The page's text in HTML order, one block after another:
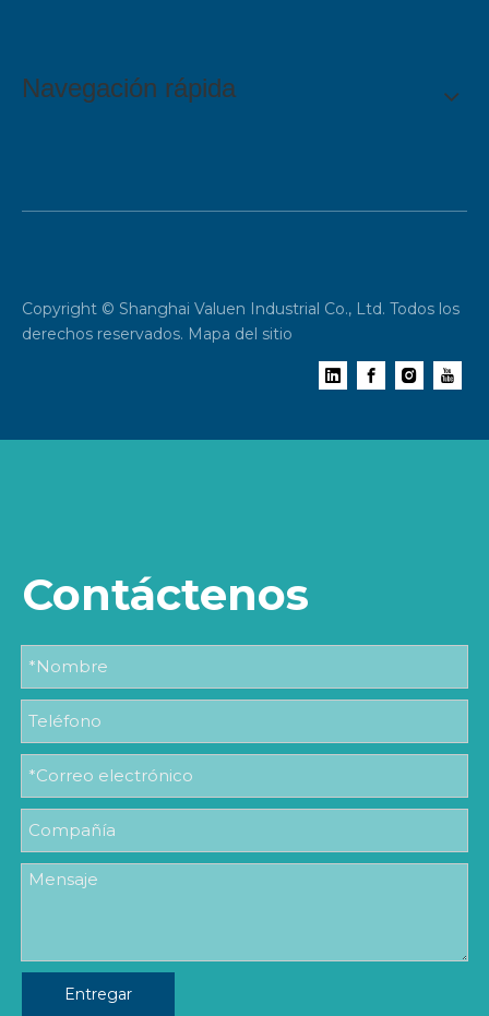
Navegación rápida
Copyright © Shanghai Valuen Industrial Co., Ltd. Todos los
derechos reservados. Mapa del sitio
Contáctenos
Entregar